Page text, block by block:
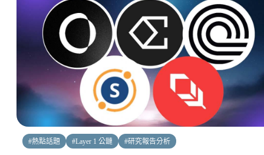
#熱點話題 #Layer 1 公鏈 #研究報告分析